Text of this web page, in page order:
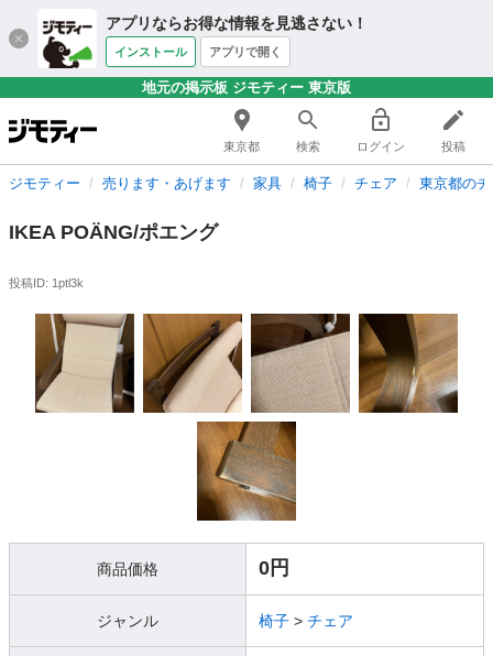
アプリならお得な情報を見逃さない！
インストール アプリで開く
地元の掲示板 ジモティー 東京版
東京都 検索 ログイン 投稿
ジモティー 売ります・あげます 家具 椅子 チェア 東京都の
IKEA POÄNG/ポエング
投稿ID: 1ptl3k
商品価格 0円
ジャンル 椅子 > チェア